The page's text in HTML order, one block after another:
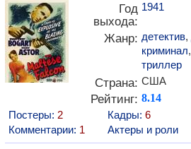
Год
выхода:
1941
Жанр: детектив,
криминал,
триллер
Страна: США
Рейтинг: 8.14
Постеры: 2 Кадры: 6
Комментарии: 1 Актеры и роли